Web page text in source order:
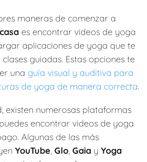
maneras de comenzar a
es encontrar videos de yoga
aplicaciones de yoga que te
guiadas. Estas opciones te
una guía visual y auditiva para
de yoga de manera correcta.
existen numerosas plataformas
encontrar videos de yoga
Algunas de las más
YouTube, Glo, Gaia y Yoga